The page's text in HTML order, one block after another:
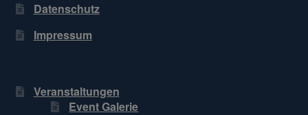
Datenschutz
Impressum
Veranstaltungen
Event Galerie